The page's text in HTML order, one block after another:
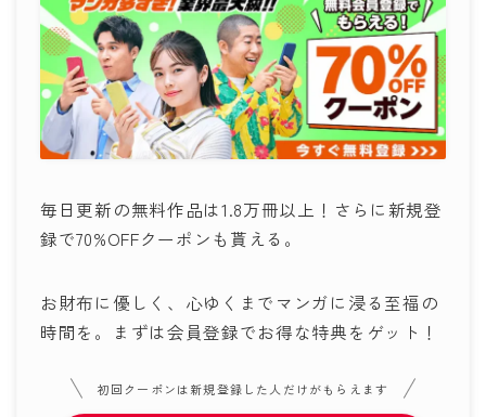
毎日更新の無料作品は1.8万冊以上！さらに新規登
録で70%OFFクーポンも貰える。
お財布に優しく、心ゆくまでマンガに浸る至福の
時間を。まずは会員登録でお得な特典をゲット！
初回クーポンは新規登録した人だけがもらえます